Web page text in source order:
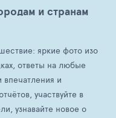
и странам
яркие фото изо
ответы на любые
и
участвуйте в
узнавайте новое о